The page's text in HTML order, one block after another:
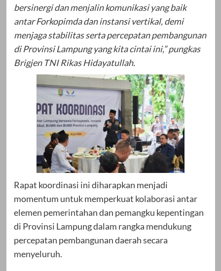
bersinergi dan menjalin komunikasi yang baik
antar Forkopimda dan instansi vertikal, demi
menjaga stabilitas serta percepatan pembangunan
di Provinsi Lampung yang kita cintai ini,” pungkas
Brigjen TNI Rikas Hidayatullah.
Rapat koordinasi ini diharapkan menjadi
momentum untuk memperkuat kolaborasi antar
elemen pemerintahan dan pemangku kepentingan
di Provinsi Lampung dalam rangka mendukung
percepatan pembangunan daerah secara
menyeluruh.